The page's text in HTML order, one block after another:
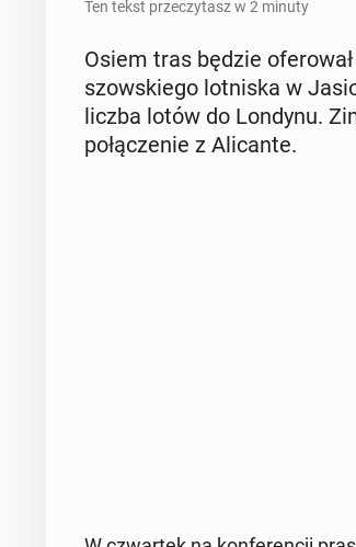
Ten tekst przeczytasz w 2 minuty
Osiem tras będzie
szow­skie­go lot­ni­ska w
liczba lotów do Londynu.
po­łą­cze­nie z Ali­can­te.